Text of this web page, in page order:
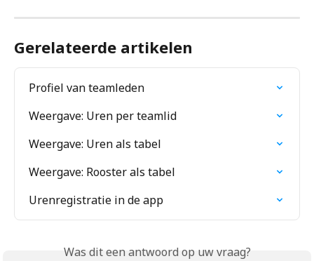
Gerelateerde artikelen
Profiel van teamleden
Weergave: Uren per teamlid
Weergave: Uren als tabel
Weergave: Rooster als tabel
Urenregistratie in de app
Was dit een antwoord op uw vraag?